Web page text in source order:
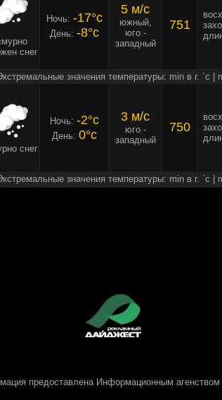
снег
Ночь: -17°c
День: -8°c
5 м/c
южный,
юго -
западный
751
значения температуры: min в г. `c |
снег
Ночь: -2°c
День: 0°c
3 м/c
юго -
западный
750
значения температуры: min в г. `c |
предоставлена Информационным агенством